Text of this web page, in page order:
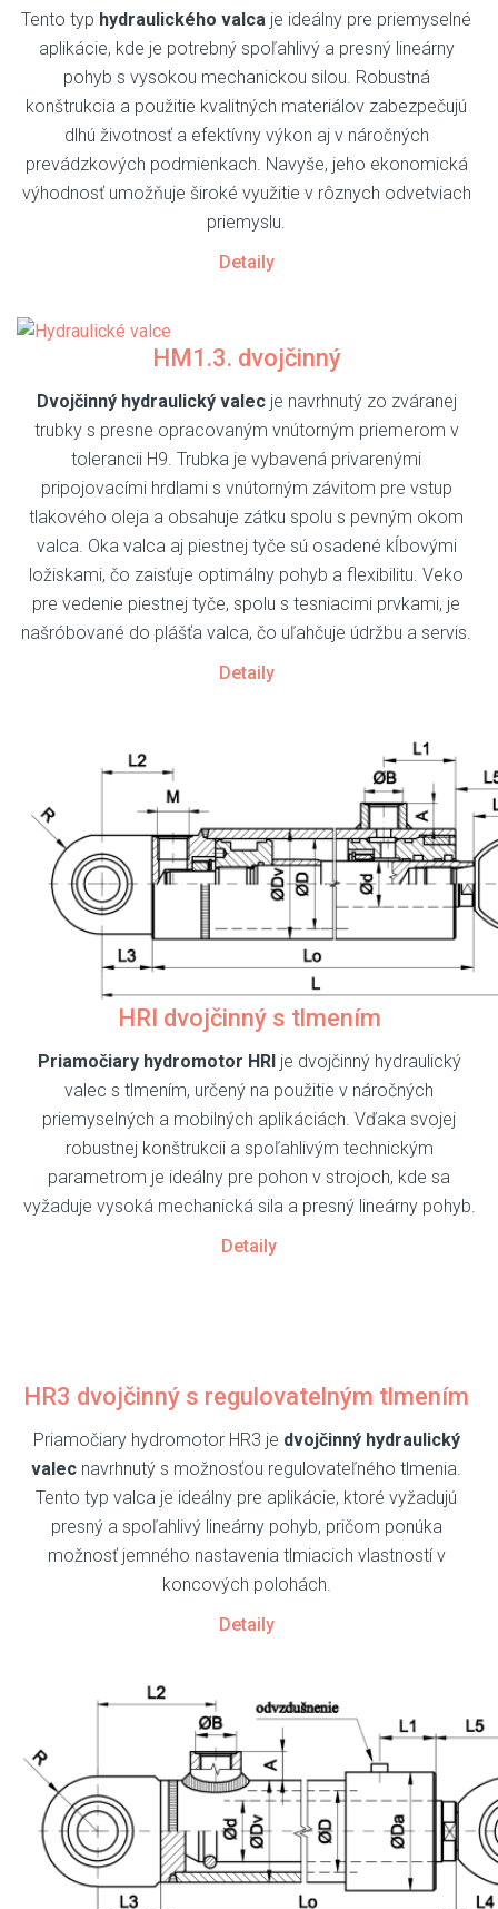
Tento typ hydraulického valca je ideálny pre priemyselné
aplikácie, kde je potrebný spoľahlivý a presný lineárny
pohyb s vysokou mechanickou silou. Robustná
konštrukcia a použitie kvalitných materiálov zabezpečujú
dlhú životnosť a efektívny výkon aj v náročných
prevádzkových podmienkach. Navyše, jeho ekonomická
výhodnosť umožňuje široké využitie v rôznych odvetviach
priemyslu.
Detaily
HM1.3. dvojčinný
Dvojčinný hydraulický valecje navrhnutý zo zváranej
trubky s presne opracovaným vnútorným priemerom v
tolerancii H9. Trubka je vybavená privarenými
pripojovacími hrdlami s vnútorným závitom pre vstup
tlakového oleja a obsahuje zátku spolu s pevným okom
valca. Oka valca aj piestnej tyče sú osadené kĺbovými
ložiskami, čo zaisťuje optimálny pohyb a flexibilitu. Veko
pre vedenie piestnej tyče, spolu s tesniacimi prvkami, je
našróbované do plášťa valca, čo uľahčuje údržbu a servis.
Detaily
HRI dvojčinný s tlmením
Priamočiary hydromotor HRIje dvojčinný hydraulický
valec s tlmením, určený na použitie v náročných
priemyselných a mobilných aplikáciách. Vďaka svojej
robustnej konštrukcii a spoľahlivým technickým
parametrom je ideálny pre pohon v strojoch, kde sa
vyžaduje vysoká mechanická sila a presný lineárny pohyb.
Detaily
HR3 dvojčinný s regulovatelným tlmením
Priamočiary hydromotor HR3 je dvojčinný hydraulický
valec navrhnutý s možnosťou regulovateľného tlmenia.
Tento typ valca je ideálny pre aplikácie, ktoré vyžadujú
presný a spoľahlivý lineárny pohyb, pričom ponúka
možnosť jemného nastavenia tlmiacich vlastností v
koncových polohách.
Detaily